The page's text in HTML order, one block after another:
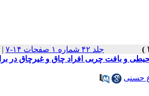
جلد ۴۲ شماره ۱ صفحات ۱۴-۷ |
و بافت چربی افراد چاق و غیرچاق در
حسنی